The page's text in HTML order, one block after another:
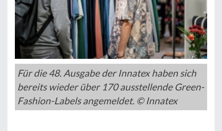
Für die 48. Ausgabe der Innatex haben sich
bereits wieder über 170 ausstellende Green-
Fashion-Labels angemeldet. © Innatex